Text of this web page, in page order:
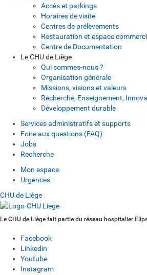
Accès et parkings
Horaires de visite
Centres de prélèvements
Restauration et espace
Centre de Documentation
Le CHU de Liège
Qui sommes-nous ?
Organisation générale
Missions, visions et valeurs
Recherche, Enseignement,
Développement durable
Services administratifs et supports
Foire aux questions (FAQ)
Jobs
Recherche
Mon espace
Urgences
CHU de Liège
Le CHU de Liège fait partie du réseau hospitalier
Facebook
Linkedin
Youtube
Instagram